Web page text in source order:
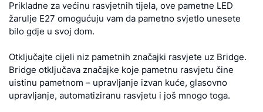
Prikladne za većinu rasvjetnih tijela, ove pametne LED
žarulje E27 omogućuju vam da pametno svjetlo unesete
bilo gdje u svoj dom.
Otključajte cijeli niz pametnih značajki rasvjete uz Bridge.
Bridge otključava značajke koje pametnu rasvjetu čine
uistinu pametnom – upravljanje izvan kuće, glasovno
upravljanje, automatiziranu rasvjetu i još mnogo toga.